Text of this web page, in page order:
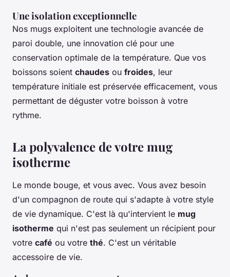
Une isolation exceptionnelle
Nos mugs exploitent une technologie avancée de
paroi double, une innovation clé pour une
conservation optimale de la température. Que vos
boissons soient chaudes ou froides, leur
température initiale est préservée efficacement, vous
permettant de déguster votre boisson à votre
rythme.
La polyvalence de votre mug
isotherme
Le monde bouge, et vous avec. Vous avez besoin
d'un compagnon de route qui s'adapte à votre style
de vie dynamique. C'est là qu'intervient le mug
isotherme qui n'est pas seulement un récipient pour
votre café ou votre thé. C'est un véritable
accessoire de vie.